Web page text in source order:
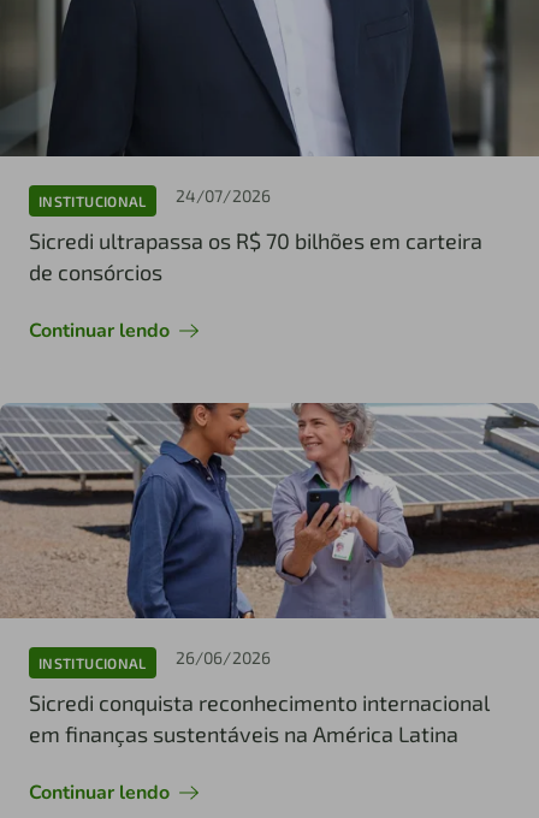
INSTITUCIONAL 24/07/2026
Sicredi ultrapassa os R$ 70 bilhões em carteira
de consórcios
Continuar lendo
INSTITUCIONAL 26/06/2026
Sicredi conquista reconhecimento internacional
em finanças sustentáveis na América Latina
Continuar lendo